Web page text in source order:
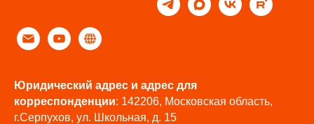
Юридический адрес и адрес для
корреспонденции: 142206, Московская область,
г.Серпухов, ул. Школьная, д. 15